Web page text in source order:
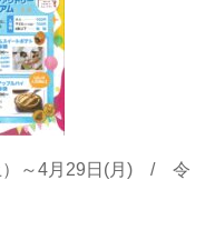
）～4月29日(月) / 令